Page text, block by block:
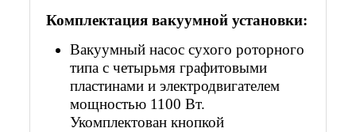
Комплектация вакуумной установки:
Вакуумный насос сухого роторного
типа с четырьмя графитовыми
пластинами и электродвигателем
мощностью 1100 Вт.
Укомплектован кнопкой